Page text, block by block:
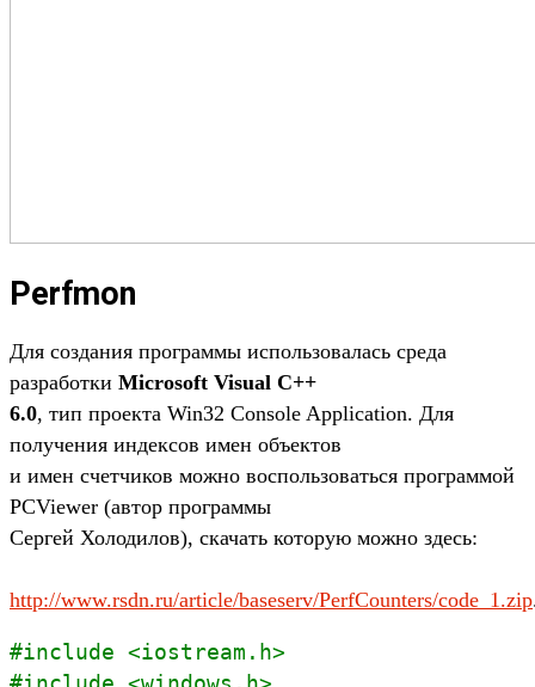
Perfmon
Для создания программы использовалась среда
разработки Microsoft Visual C++
6.0, тип проекта Win32 Console Application. Для
получения индексов имен объектов
и имен счетчиков можно воспользоваться программой
PCViewer (автор программы
Сергей Холодилов), скачать которую можно здесь:
http://www.rsdn.ru/article/baseserv/PerfCounters/code_1.zip
#include <iostream.h>